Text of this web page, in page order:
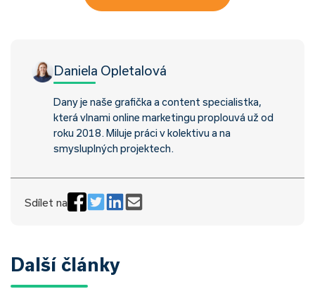
Daniela Opletalová
Dany je naše grafička a content specialistka,
která vlnami online marketingu proplouvá už od
roku 2018. Miluje práci v kolektivu a na
smysluplných projektech.
Sdílet na
Další články